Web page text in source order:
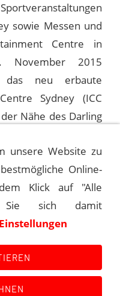
sowie Messen und
Centre in
November 2015
das neu erbaute
Sydney (ICC
Nähe des Darling
MARRIOTT’S
unsere Website zu
Online-
Klick auf "Alle
Sie sich damit